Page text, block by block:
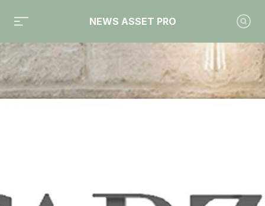
NEWS ASSET PRO
Toute l'actualité sur le tag "Capza"